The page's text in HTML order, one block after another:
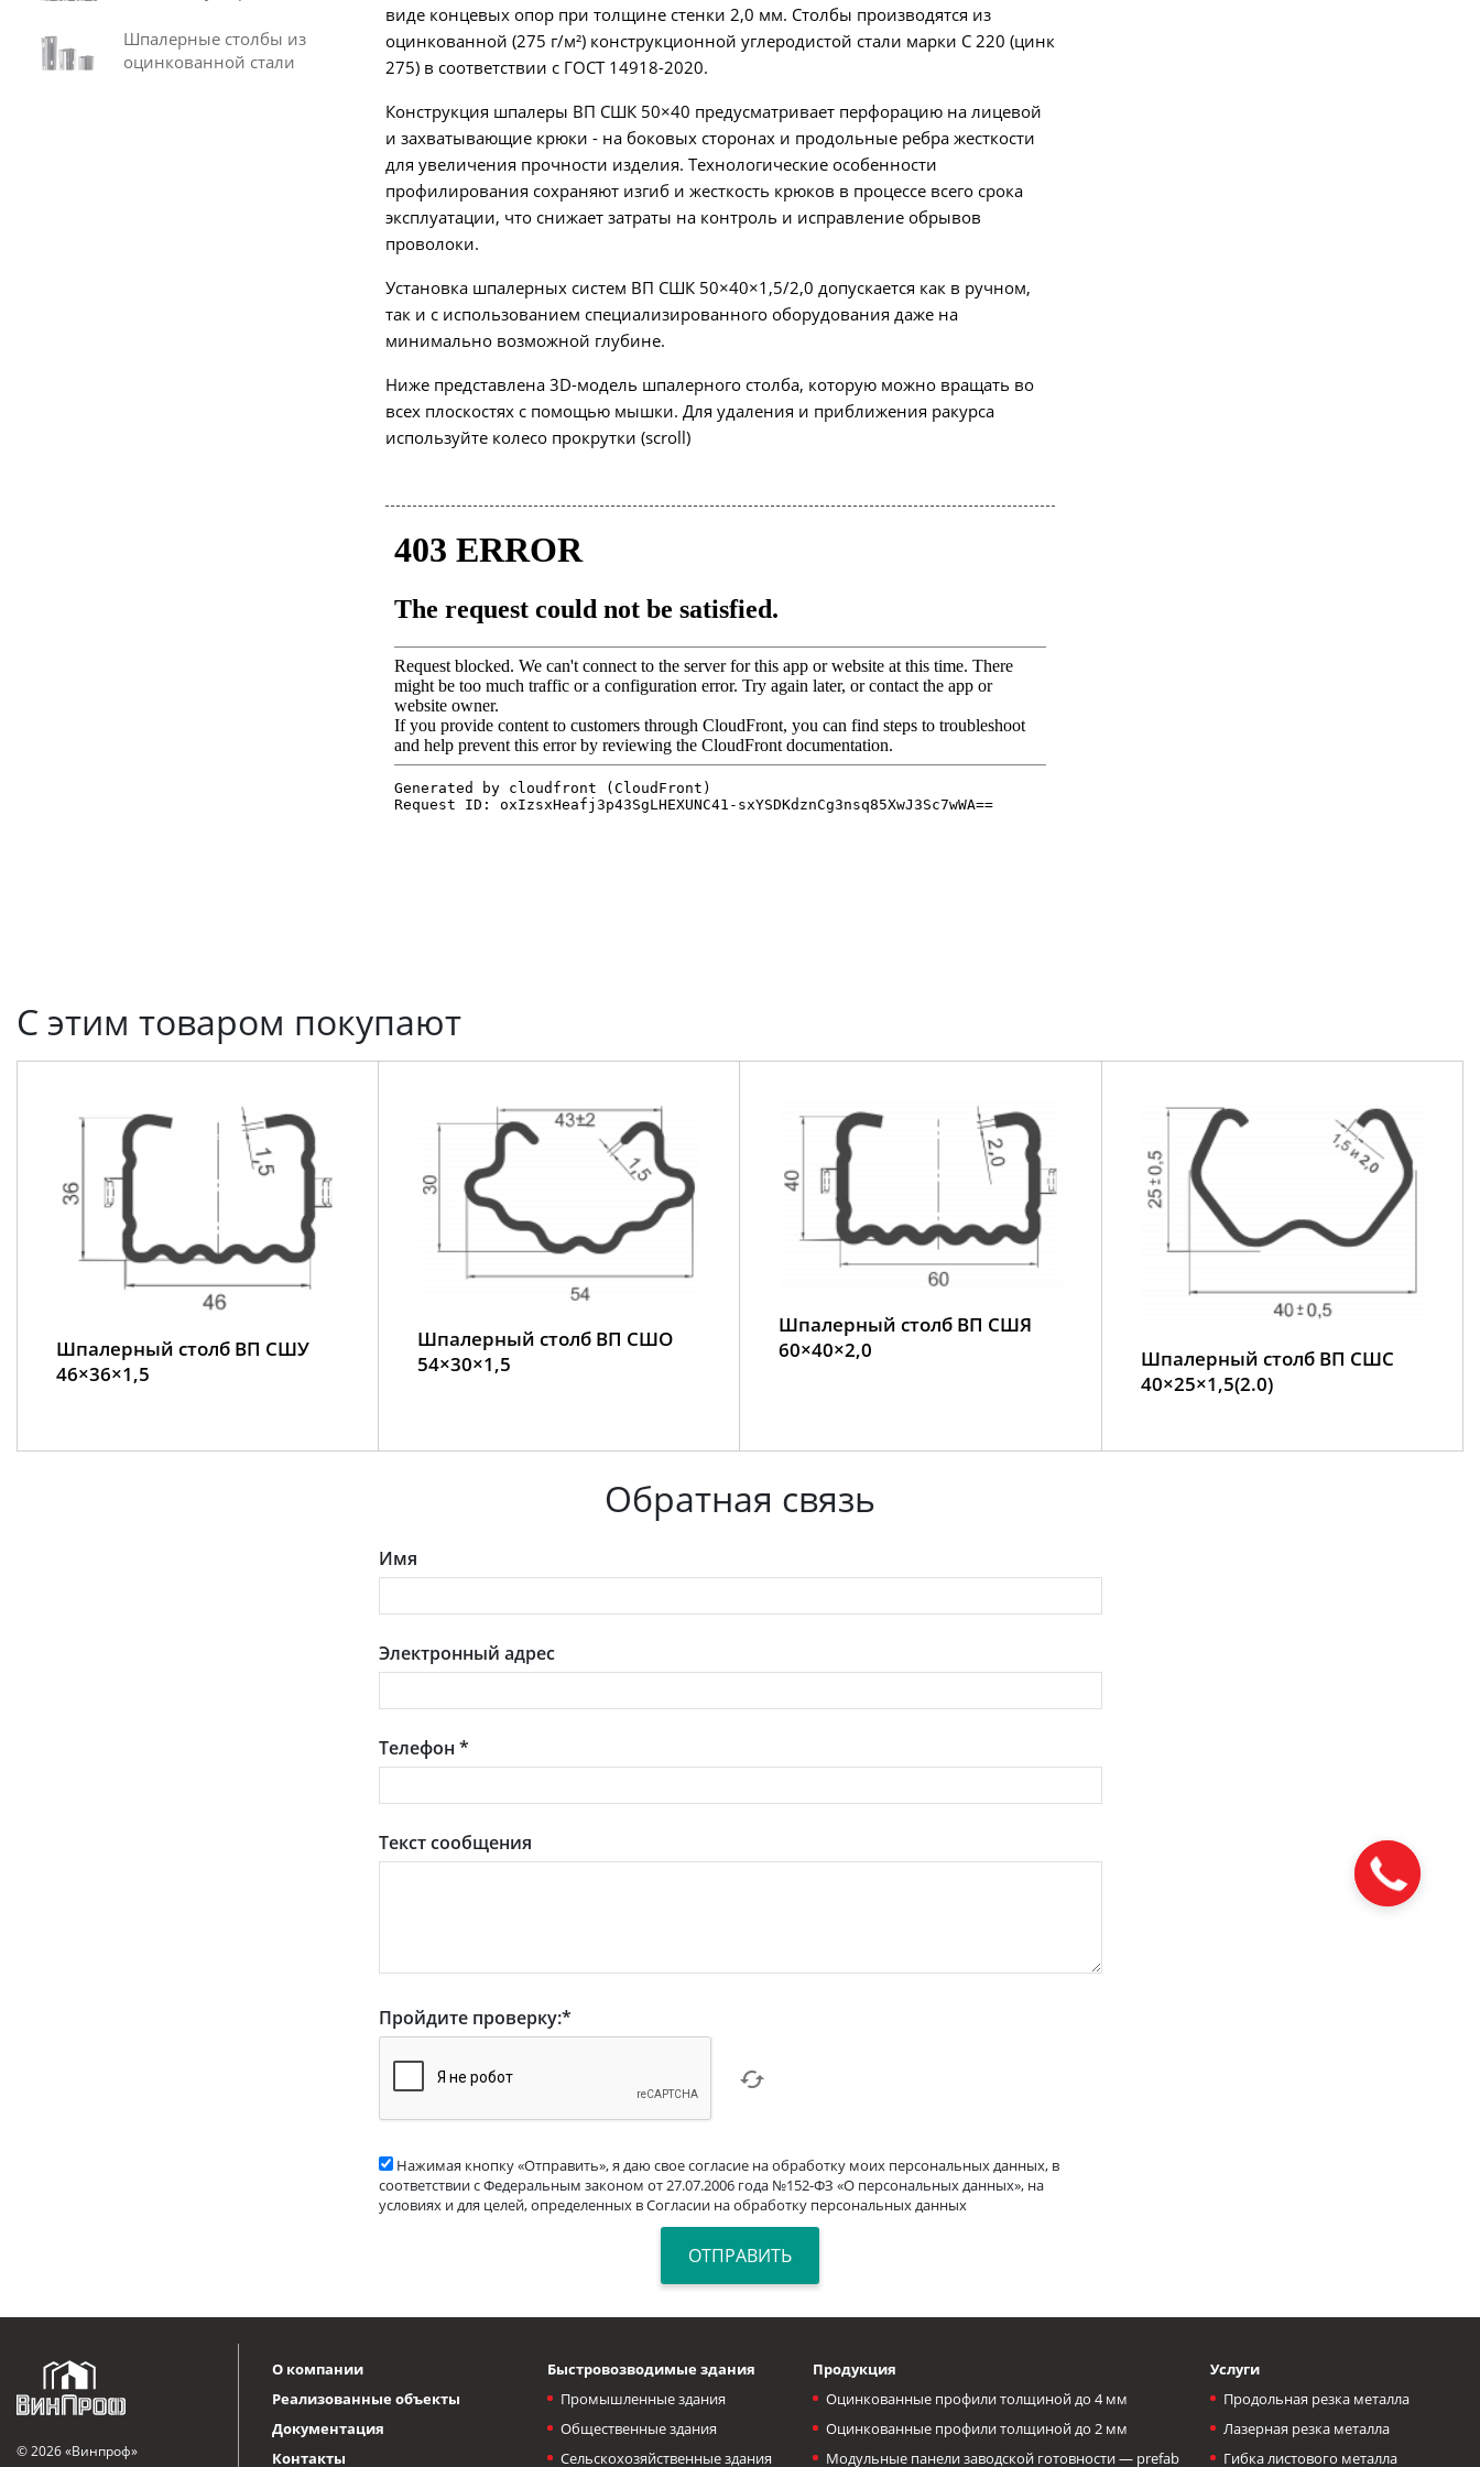
Шпалерные столбы из
оцинкованной стали
виде концевых опор при толщине стенки 2,0 мм. Столбы производятся из
оцинкованной (275 г/м²) конструкционной углеродистой стали марки С 220 (цинк
275) в соответствии с ГОСТ 14918-2020.
Конструкция шпалеры ВП СШК 50×40 предусматривает перфорацию на лицевой
и захватывающие крюки - на боковых сторонах и продольные ребра жесткости
для увеличения прочности изделия. Технологические особенности
профилирования сохраняют изгиб и жесткость крюков в процессе всего срока
эксплуатации, что снижает затраты на контроль и исправление обрывов
проволоки.
Установка шпалерных систем ВП СШК 50×40×1,5/2,0 допускается как в ручном,
так и с использованием специализированного оборудования даже на
минимально возможной глубине.
Ниже представлена 3D-модель шпалерного столба, которую можно вращать во
всех плоскостях с помощью мышки. Для удаления и приближения ракурса
используйте колесо прокрутки (scroll)
С этим товаром покупают
Шпалерный столб ВП СШУ
46×36×1,5
Шпалерный столб ВП СШО
54×30×1,5
Шпалерный столб ВП СШЯ
60×40×2,0
Шпалерный столб ВП СШС
40×25×1,5(2.0)
Обратная связь
Имя
Электронный адрес
Телефон *
Текст сообщения
Пройдите проверку:*
Нажимая кнопку «Отправить», я даю свое согласие на обработку моих персональных данных, в
соответствии с Федеральным законом от 27.07.2006 года №152-ФЗ «О персональных данных», на
условиях и для целей, определенных в Согласии на обработку персональных данных
© 2026 «Винпроф»
О компании
Реализованные объекты
Документация
Контакты
Быстровозводимые здания
Промышленные здания
Общественные здания
Сельскохозяйственные здания
Продукция
Оцинкованные профили толщиной до 4 мм
Оцинкованные профили толщиной до 2 мм
Модульные панели заводской готовности — prefab
Услуги
Продольная резка металла
Лазерная резка металла
Гибка листового металла